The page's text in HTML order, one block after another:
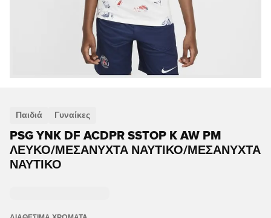
Παιδιά Γυναίκες
PSG YNK DF ACDPR SSTOP K AW PM
ΛΕΥΚΌ/ΜΕΣΆΝΥΧΤΑ ΝΑΥΤΙΚΌ/ΜΕΣΆΝΥΧΤΑ
ΝΑΥΤΙΚΌ